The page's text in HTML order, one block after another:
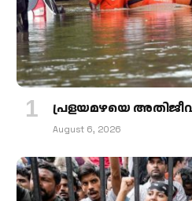
പ്രളയമഴയെ
August 6, 2026